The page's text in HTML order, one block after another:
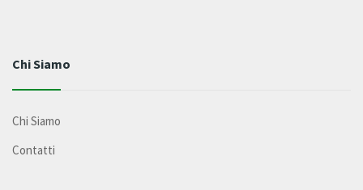
Chi Siamo
Chi Siamo
Contatti